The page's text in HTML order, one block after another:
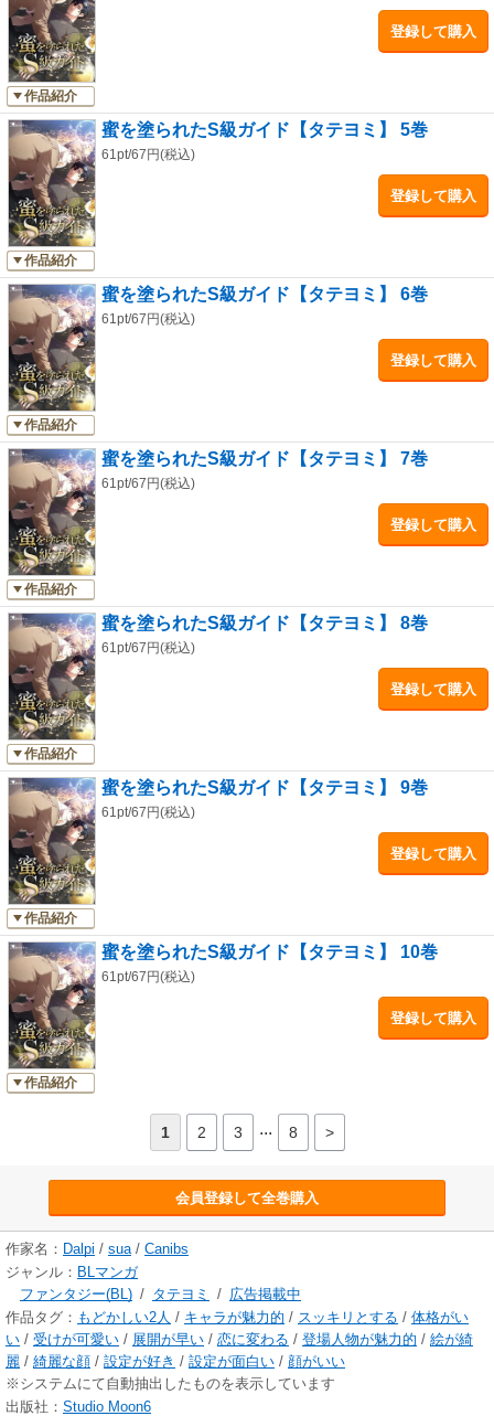
作品紹介
登録して購入
作品紹介
蜜を塗られたS級ガイド【タテヨミ】 5巻
61pt/67円(税込)
登録して購入
作品紹介
蜜を塗られたS級ガイド【タテヨミ】 6巻
61pt/67円(税込)
登録して購入
作品紹介
蜜を塗られたS級ガイド【タテヨミ】 7巻
61pt/67円(税込)
登録して購入
作品紹介
蜜を塗られたS級ガイド【タテヨミ】 8巻
61pt/67円(税込)
登録して購入
作品紹介
蜜を塗られたS級ガイド【タテヨミ】 9巻
61pt/67円(税込)
登録して購入
作品紹介
蜜を塗られたS級ガイド【タテヨミ】 10巻
61pt/67円(税込)
登録して購入
1 2 3 ... 8 >
会員登録して全巻購入
作家名： Dalpi / sua/ Canibs
ジャンル： BLマンガ
ファンタジー(BL) / タテヨミ / 広告掲載中
作品タグ： もどかしい2人 / キャラが魅力的 / スッキリとする / 体格がい
い / 受けが可愛い / 展開が早い / 恋に変わる / 登場人物が魅力的 / 絵が綺
麗 / 綺麗な顔 / 設定が好き / 設定が面白い / 顔がいい
※システムにて自動抽出したものを表示しています
出版社： Studio Moon6